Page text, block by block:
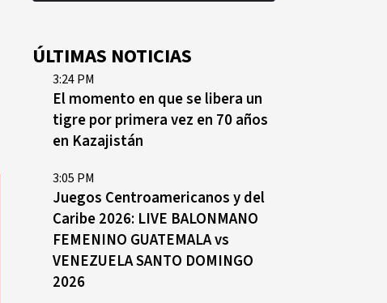
ÚLTIMAS NOTICIAS
3:24 PM
El momento en que se libera un
tigre por primera vez en 70 años
en Kazajistán
3:05 PM
Juegos Centroamericanos y del
Caribe 2026: LIVE BALONMANO
FEMENINO GUATEMALA vs
VENEZUELA SANTO DOMINGO
2026